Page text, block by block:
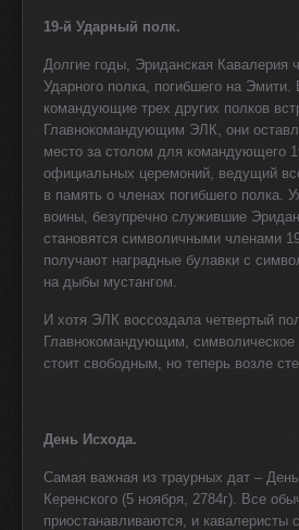
19-й Ударный полк.
Долгие годы, Эриданская Кавалерия
Ударного полка, погибшего на
командующие трех других полков
Главнокомандующим ЭЛК, они
место за столом для командующего
официальных церемоний, ведущий
в память о членах погибшего полка.
воины, безупречно служившие
становятся символичными членами
получают наградные булавки с
на дыбы мустангом.
И хотя ЭЛК воссоздала четвертый
Главнокомандующим, символическое
стоит свободным, но теперь возле
День Исхода.
Самая важная из траурных дат –
Керенского (5 ноября, 2784г). Все
приостанавливаются, и кавалеристы